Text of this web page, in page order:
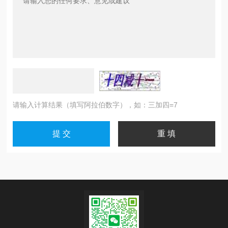
请输入计算结果（填写阿拉伯数字），如：三加四=7